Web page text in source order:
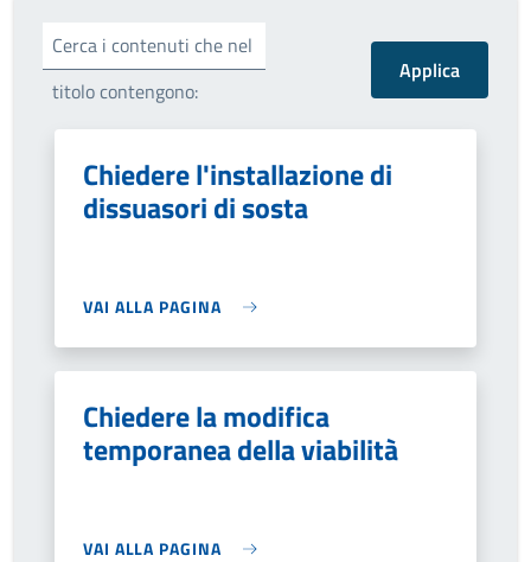
Cerca i contenuti che nel
titolo contengono:
Chiedere l'installazione di
dissuasori di sosta
VAI ALLA PAGINA
Chiedere la modifica
temporanea della viabilità
VAI ALLA PAGINA